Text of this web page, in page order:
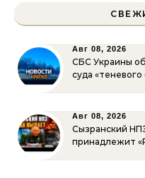
Авг 08, 2026
СБС Украины об
суда
Авг 08, 2026
Сызранский
принадлежит